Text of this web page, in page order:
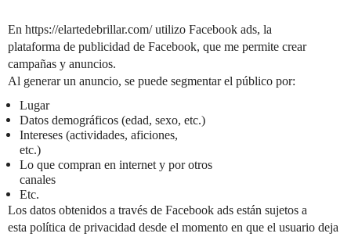
En https://elartedebrillar.com/ utilizo Facebook ads, la
plataforma de publicidad de Facebook, que me permite crear
campañas y anuncios.
Al generar un anuncio, se puede segmentar el público por:
Lugar
Datos demográficos (edad, sexo, etc.)
Intereses (actividades, aficiones,
etc.)
Lo que compran en internet y por otros
canales
Etc.
Los datos obtenidos a través de Facebook ads están sujetos a
esta política de privacidad desde el momento en que el usuario deja